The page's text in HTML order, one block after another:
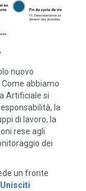
nuovo
abbiamo
Artificiale si
la
di lavoro, la
rese agli
dei
un fronte
Unisciti